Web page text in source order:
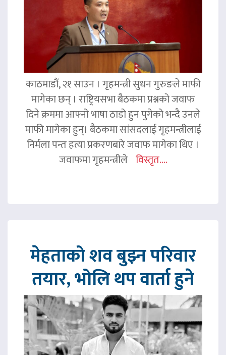
काठमाडौं, २१ साउन । गृहमन्त्री सुधन गुरुङले माफी
मागेका छन् । राष्ट्रियसभा बैठकमा प्रश्नको जवाफ
दिने क्रममा आफ्नो भाषा ठाडो हुन पुगेको भन्दै उनले
माफी मागेका हुन्। बैठकमा सांसदलाई गृहमन्त्रीलाई
निर्मला पन्त हत्या प्रकरणबारे जवाफ मागेका थिए ।
जवाफमा गृहमन्त्रीले विस्तृत....
मेहताको शव बुझ्न परिवार
तयार, भोलि थप वार्ता हुने